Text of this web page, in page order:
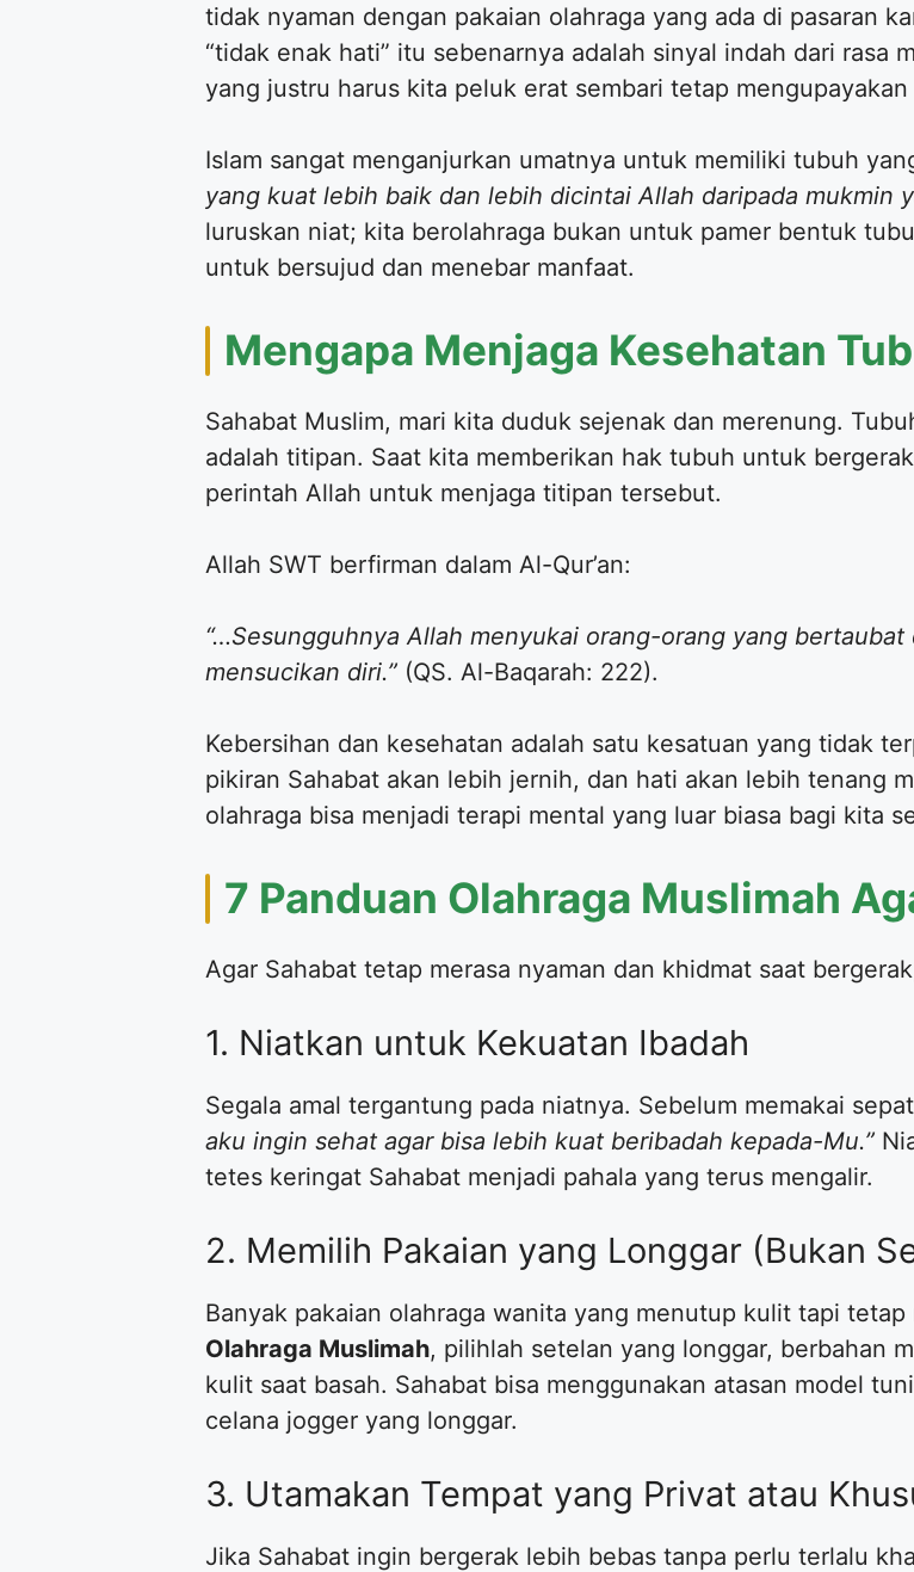
tidak nyaman dengan pakaian olahraga yang ada di pasaran
“tidak enak hati” itu sebenarnya adalah sinyal indah dari rasa
yang justru harus kita peluk erat sembari tetap
​Islam sangat menganjurkan umatnya untuk memiliki tubuh
yang kuat lebih baik dan lebih dicintai Allah daripada mukmin
luruskan niat; kita berolahraga bukan untuk pamer bentuk
untuk bersujud dan menebar manfaat.
​Mengapa Menjaga Kesehatan
​Sahabat Muslim, mari kita duduk sejenak dan merenung.
adalah titipan. Saat kita memberikan hak tubuh untuk
perintah Allah untuk menjaga titipan tersebut.
​Allah SWT berfirman dalam Al-Qur’an:
“…Sesungguhnya Allah menyukai orang-orang yang
mensucikan diri.” (QS. Al-Baqarah: 222).
​Kebersihan dan kesehatan adalah satu kesatuan yang tidak
pikiran Sahabat akan lebih jernih, dan hati akan lebih tenang
olahraga bisa menjadi terapi mental yang luar biasa bagi kita
​7 Panduan Olahraga Muslimah
​Agar Sahabat tetap merasa nyaman dan khidmat saat
​1. Niatkan untuk Kekuatan Ibadah
​Segala amal tergantung pada niatnya. Sebelum memakai
aku ingin sehat agar bisa lebih kuat beribadah kepada-Mu.”
tetes keringat Sahabat menjadi pahala yang terus mengalir.
​2. Memilih Pakaian yang Longgar (Bukan
​Banyak pakaian olahraga wanita yang menutup kulit tapi
Olahraga Muslimah, pilihlah setelan yang longgar, berbahan
kulit saat basah. Sahabat bisa menggunakan atasan model
celana jogger yang longgar.
​3. Utamakan Tempat yang Privat atau
​Jika Sahabat ingin bergerak lebih bebas tanpa perlu terlalu